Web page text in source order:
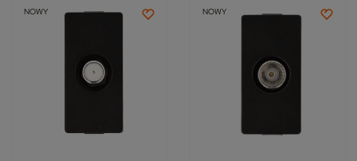
NOWY NOWY